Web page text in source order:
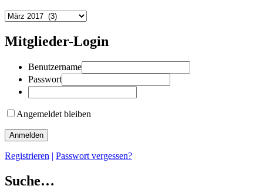
News-
Mitglieder-Login
Benutzername
Passwort
Angemeldet bleiben
Registrieren | Passwort vergessen?
Suche…